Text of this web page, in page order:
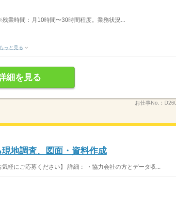
業時間：月10時間〜30時間程度。業務状況...
もっと見る
細を見る
お仕事No.：
地調査、図面・資料作成
軽にご応募ください】 詳細： ・協力会社の方とデータ収...